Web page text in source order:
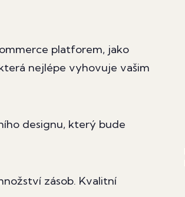
platforem, jako
nejlépe vyhovuje vašim
designu, který bude
zásob. Kvalitní